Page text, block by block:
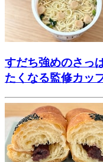
すだち強めのさっ
たくなる監修カッ